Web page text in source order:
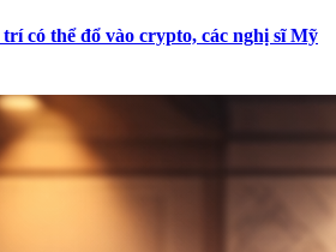
có thể đổ vào crypto, các nghị sĩ Mỹ